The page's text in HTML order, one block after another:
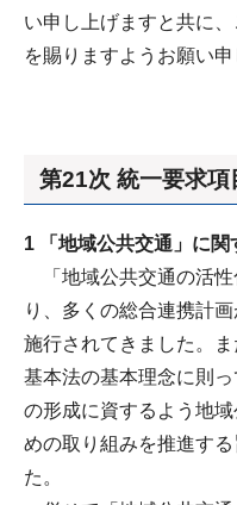
い申し上げますと共に
を賜りますようお願い申
第21次 統一要求項
1 「地域公共交通」に関
「地域公共交通の活性
り、多くの総合連携計
施行されてきました。
基本法の基本理念に則
の形成に資するよう地
めの取り組みを推進す
た。